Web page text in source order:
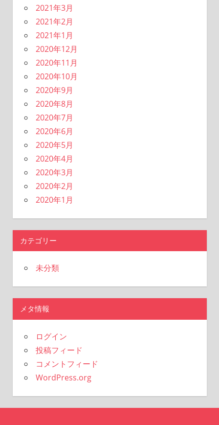
2021年3月
2021年2月
2021年1月
2020年12月
2020年11月
2020年10月
2020年9月
2020年8月
2020年7月
2020年6月
2020年5月
2020年4月
2020年3月
2020年2月
2020年1月
カテゴリー
未分類
メタ情報
ログイン
投稿フィード
コメントフィード
WordPress.org